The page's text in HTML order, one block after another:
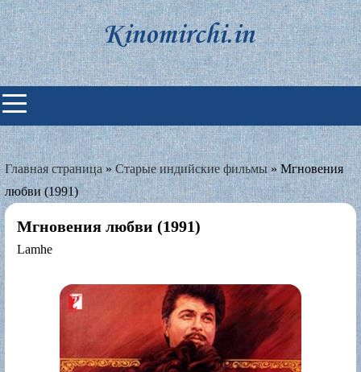
Skip
to
content
Индийские фильмы смотреть
онлайн
Главная страница»Старые индийские фильмы»Мгновения
любви (1991)
Мгновения любви (1991)
Lamhe